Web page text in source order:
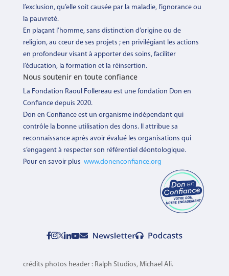
l’exclusion, qu’elle soit causée par la maladie, l’ignorance ou
la pauvreté.
En plaçant l’homme, sans distinction d’origine ou de
religion, au cœur de ses projets ; en privilégiant les actions
en profondeur visant à apporter des soins, faciliter
l’éducation, la formation et la réinsertion.
Nous soutenir en toute confiance
La Fondation Raoul Follereau est une fondation Don en
Confiance depuis 2020.
Don en Confiance est un organisme indépendant qui
contrôle la bonne utilisation des dons. Il attribue sa
reconnaissance après avoir évalué les organisations qui
s’engagent à respecter son référentiel déontologique.
Pour en savoir plus www.donenconfiance.org
crédits photos header : Ralph Studios, Michael Ali.